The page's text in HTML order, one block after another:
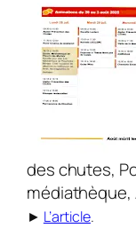
des chutes,
► L’article.